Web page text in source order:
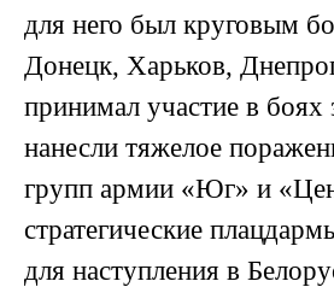
для него был круговым
Донецк, Харьков,
принимал участие в
нанесли тяжелое
групп армии «Юг» и
стратегические
для наступления в